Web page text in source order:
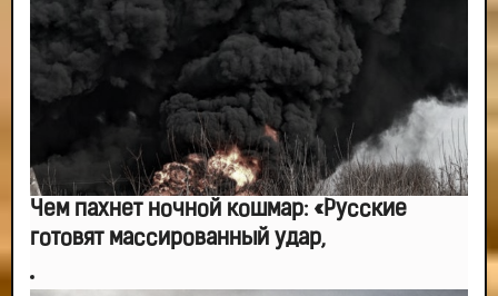
-- Люблю давать советы и очень не люблю, когда их дают мне.
Чем пахнет ночной кошмар: «Русские
готовят массированный удар,